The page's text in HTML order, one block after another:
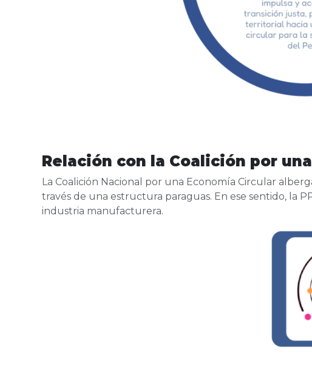
Relación con la Coalición por
La Coalición Nacional por una Economía Circular
través de una estructura paraguas. En ese sentido, la
industria manufacturera.